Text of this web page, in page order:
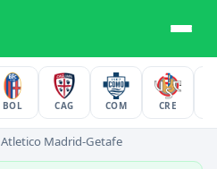
BOL CAG COM CRE
Atletico Madrid-Getafe